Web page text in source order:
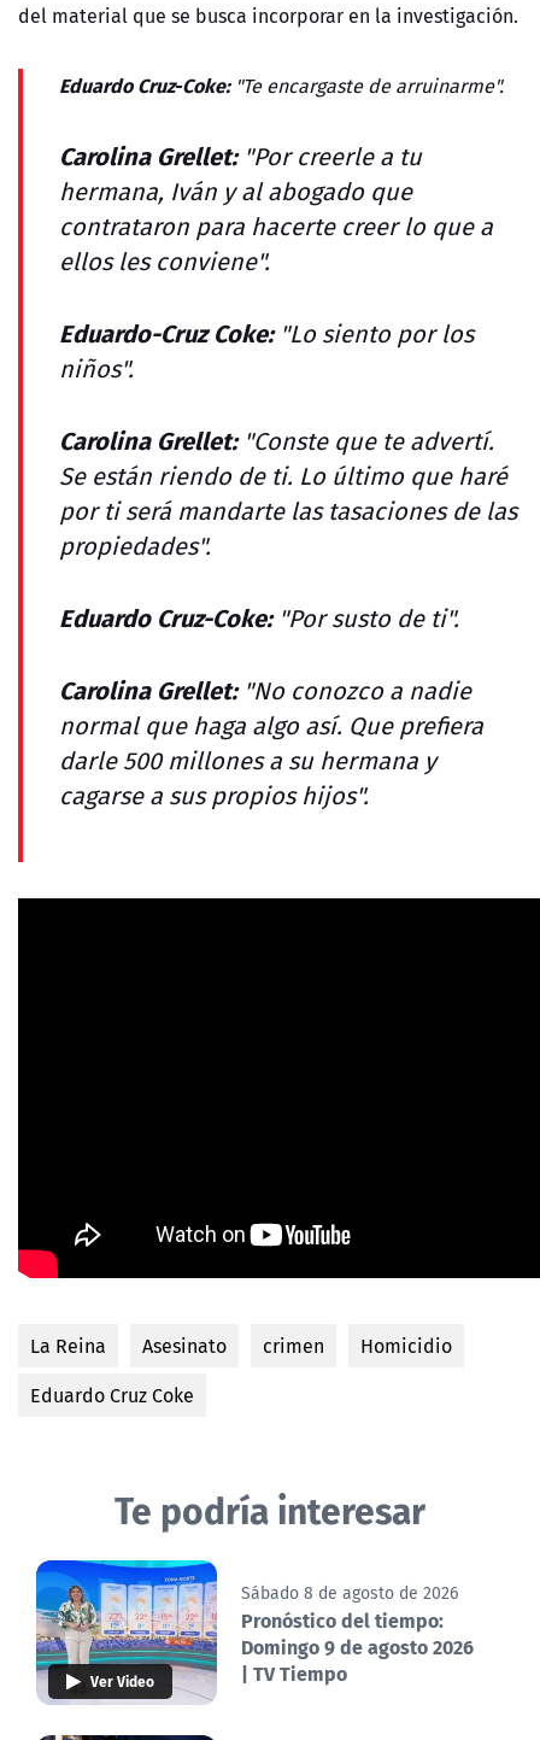
del material que se busca incorporar en la investigación.
Eduardo Cruz-Coke: "Te encargaste de arruinarme".
Carolina Grellet: "Por creerle a tu
hermana, Iván y al abogado que
contrataron para hacerte creer lo que a
ellos les conviene".
Eduardo-Cruz Coke: "Lo siento por los
niños".
Carolina Grellet: "Conste que te advertí.
Se están riendo de ti. Lo último que haré
por ti será mandarte las tasaciones de las
propiedades".
Eduardo Cruz-Coke: "Por susto de ti".
Carolina Grellet: "No conozco a nadie
normal que haga algo así. Que prefiera
darle 500 millones a su hermana y
cagarse a sus propios hijos".
La Reina Asesinato crimen
Homicidio
Eduardo Cruz Coke
Te podría interesar
Ver Video
Sábado 8 de agosto de 2026
Pronóstico del tiempo:
Domingo 9 de agosto 2026
| TV Tiempo